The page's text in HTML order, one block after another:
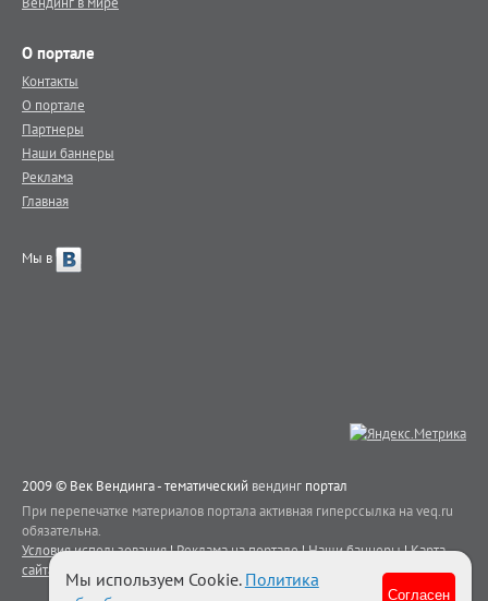
О портале
Контакты
О портале
Партнеры
Наши баннеры
Реклама
Главная
Мы в
2009 © Век Вендинга - тематический вендинг портал
При перепечатке материалов портала активная гиперссылка на veq.ru
обязательна.
Условия использования|Реклама на портале|Наши баннеры|Карта
сайта
Контакты
Мы используем Cookie. Политика
Согласен